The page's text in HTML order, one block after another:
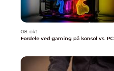
08. okt
Fordele ved gaming på konsol vs. PC